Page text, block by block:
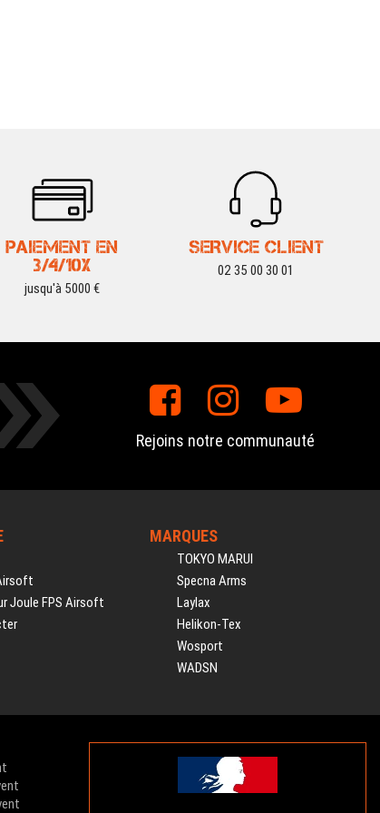
PAIEMENT EN
3/4/10X
jusqu'à 5000 €
SERVICE CLIENT
02 35 00 30 01
Rejoins notre communauté
Joule FPS Airsoft
MARQUES
TOKYO MARUI
Specna Arms
Laylax
Helikon-Tex
Wosport
WADSN